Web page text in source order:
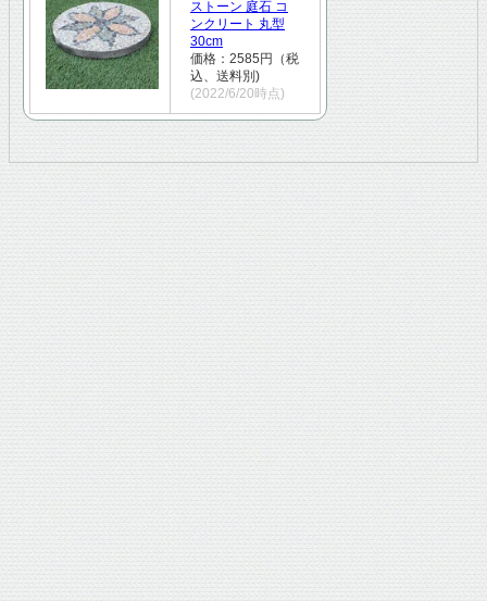
ストーン 庭石 コ
ンクリート 丸型
30cm
価格：2585円（税
込、送料別)
(2022/6/20時点)